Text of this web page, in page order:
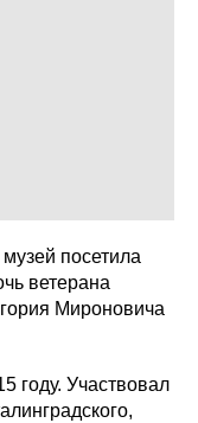
посетила
ветерана
Мироновича
году. Участвовал